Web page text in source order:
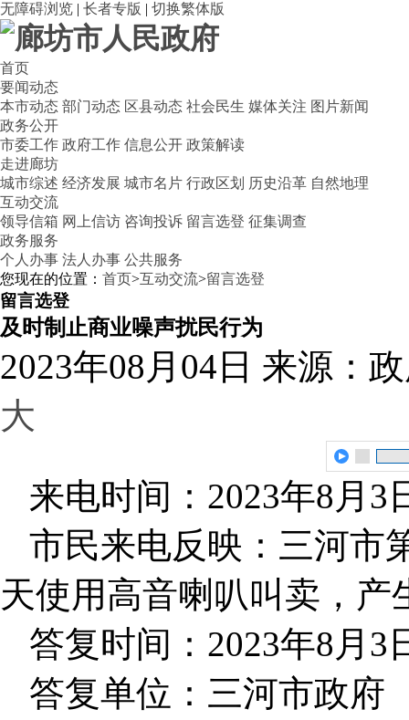
无障碍浏览 | 长者专版 | 切换繁体版
首页
要闻动态
本市动态 部门动态 区县动态 社会民生 媒体关注 图片新闻
政务公开
市委工作 政府工作 信息公开 政策解读
走进廊坊
城市综述 经济发展 城市名片 行政区划 历史沿革 自然地理
互动交流
领导信箱 网上信访 咨询投诉 留言选登 征集调查
政务服务
个人办事 法人办事 公共服务
您现在的位置： 首页>互动交流>留言选登
留言选登
及时制止商业噪声扰民行为
2023年08月04日 来源：
大
来电时间：2023年8月3
市民来电反映：三河市
天使用高音喇叭叫卖，产
答复时间：2023年8月3
答复单位：三河市政府